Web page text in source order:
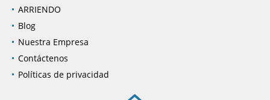
ARRIENDO
Blog
Nuestra Empresa
Contáctenos
Políticas de privacidad